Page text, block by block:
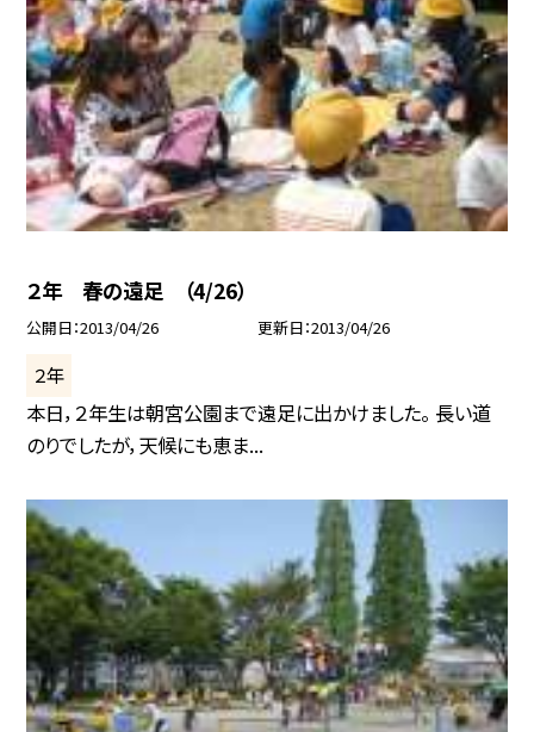
２年 春の遠足 （4/26）
公開日 2013/04/26 更新日 2013/04/26
２年
本日，２年生は朝宮公園まで遠足に出かけました。 長い道
のりでしたが，天候にも恵ま...